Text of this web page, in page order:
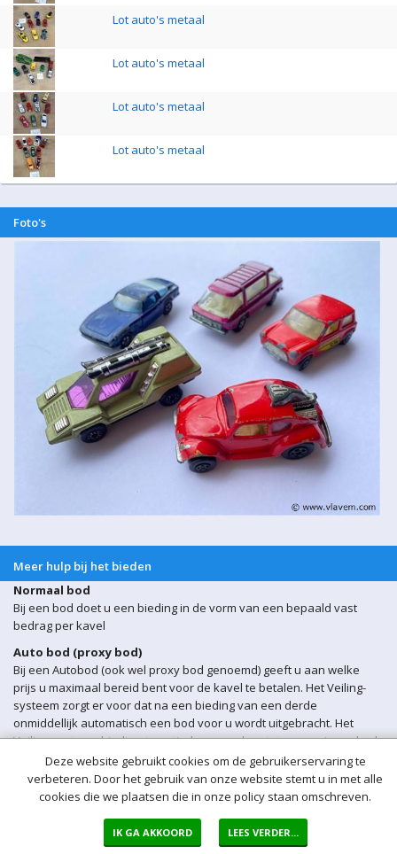
Lot auto's metaal
Lot auto's metaal
Lot auto's metaal
Lot auto's metaal
Foto's
Meer hulp bij het bieden
Normaal bod
Bij een bod doet u een bieding in de vorm van een bepaald vast
bedrag per kavel
Auto bod (proxy bod)
Bij een Autobod (ook wel proxy bod genoemd) geeft u aan welke
prijs u maximaal bereid bent voor de kavel te betalen. Het Veiling-
systeem zorgt er voor dat na een bieding van een derde
onmiddellijk automatisch een bod voor u wordt uitgebracht. Het
Veiling-systeem biedt automatisch voor u door tot uw maximum bod
is bereikt.
Sluitingsmoment kavel
Indien er op een bepaald moment een bieding op een kavel wordt
ontvangen binnen 5 min voor sluiting van de veiling, wordt het
sluitingsmoment van de betreffende kavel automatisch verlengd
Deze website gebruikt cookies om de gebruikerservaring te
verbeteren. Door het gebruik van onze website stemt u in met alle
cookies die we plaatsen die in onze policy staan omschreven.
IK GA AKKOORD LEES VERDER...